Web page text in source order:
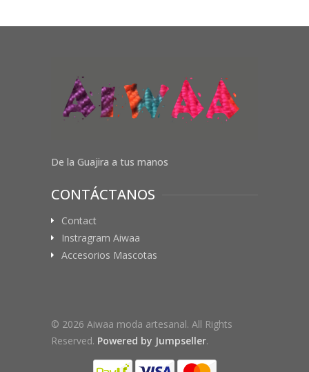
De la Guajira a tus manos
CONTÁCTANOS
Contact
Instragram Aiwaa
Accesorios Mascotas
© 2026 Aiwaa moda artesanal. All Rights
Reserved. Powered by Jumpseller.